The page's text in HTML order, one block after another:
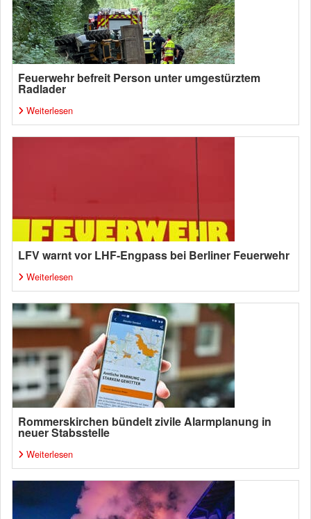
Feuerwehr befreit Person unter umgestürztem
Radlader
Weiterlesen
LFV warnt vor LHF-Engpass bei Berliner Feuerwehr
Weiterlesen
Rommerskirchen bündelt zivile Alarmplanung in
neuer Stabsstelle
Weiterlesen